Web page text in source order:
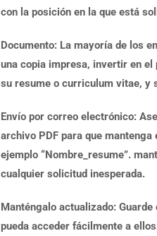
con la posición en la que está
Documento: La mayoría de los
una copia impresa, invertir en el
su resume o curriculum vitae, y
Envío por correo electrónico:
archivo PDF para que
ejemplo “Nombre_resume”.
cualquier solicitud inesperada.
Manténgalo actualizado:
pueda acceder fácilmente a